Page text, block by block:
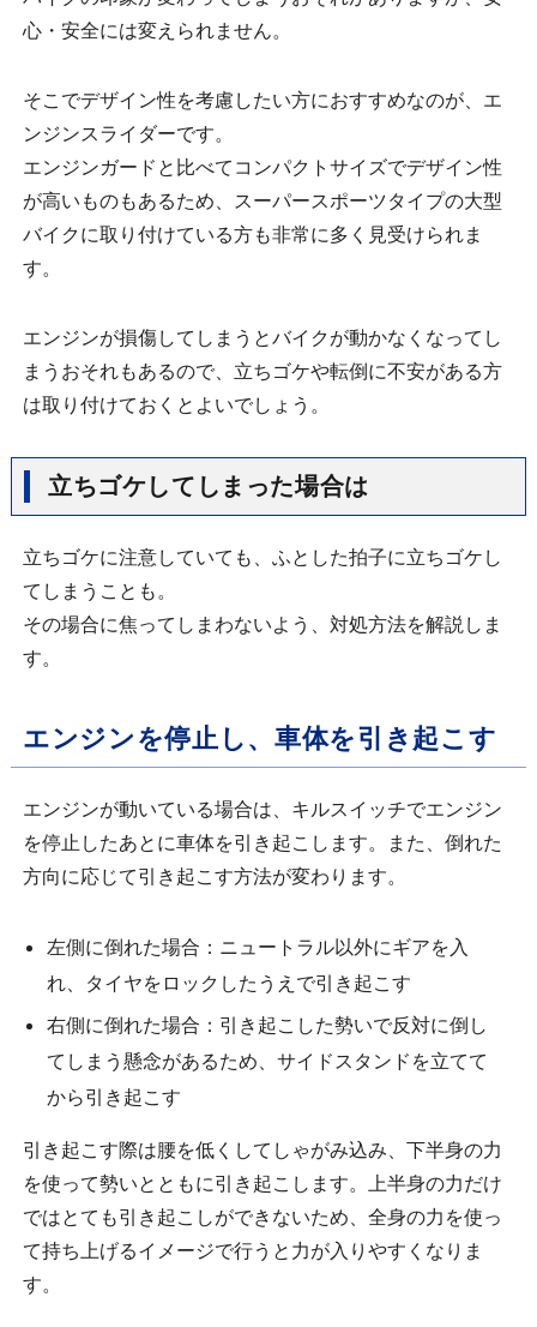
心・安全には変えられません。
そこでデザイン性を考慮したい方におすすめなのが、エ
ンジンスライダーです。
エンジンガードと比べてコンパクトサイズでデザイン性
が高いものもあるため、スーパースポーツタイプの大型
バイクに取り付けている方も非常に多く見受けられま
す。
エンジンが損傷してしまうとバイクが動かなくなってし
まうおそれもあるので、立ちゴケや転倒に不安がある方
は取り付けておくとよいでしょう。
立ちゴケしてしまった場合は
立ちゴケに注意していても、ふとした拍子に立ちゴケし
てしまうことも。
その場合に焦ってしまわないよう、対処方法を解説しま
す。
エンジンを停止し、車体を引き起こす
エンジンが動いている場合は、キルスイッチでエンジン
を停止したあとに車体を引き起こします。また、倒れた
方向に応じて引き起こす方法が変わります。
左側に倒れた場合：ニュートラル以外にギアを入
れ、タイヤをロックしたうえで引き起こす
右側に倒れた場合：引き起こした勢いで反対に倒し
てしまう懸念があるため、サイドスタンドを立てて
から引き起こす
引き起こす際は腰を低くしてしゃがみ込み、下半身の力
を使って勢いとともに引き起こします。上半身の力だけ
ではとても引き起こしができないため、全身の力を使っ
て持ち上げるイメージで行うと力が入りやすくなりま
す。